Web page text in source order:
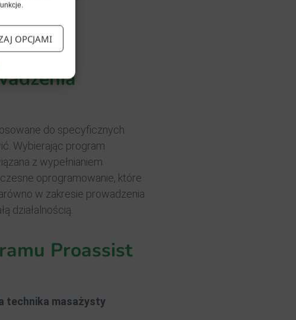
OPCJAMI
do specyficznych
Wybierając program
z wypełnianiem
oprogramowanie, które
w zakresie prowadzenia
działalnością.
Proassist
technika masażysty